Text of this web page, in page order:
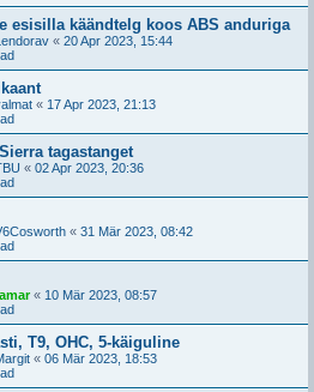
esisilla käändtelg koos ABS anduriga
« 20 Apr 2023, 15:44
« 17 Apr 2023, 21:13
tagastanget
« 02 Apr 2023, 20:36
« 31 Mär 2023, 08:42
« 10 Mär 2023, 08:57
T9, OHC, 5-käiguline
« 06 Mär 2023, 18:53